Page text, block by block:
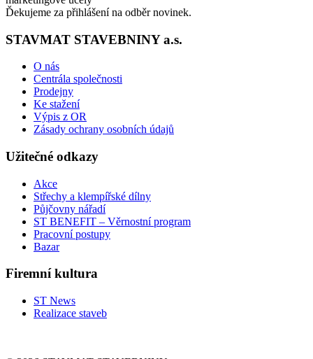
Ďekujeme za přihlášení na odběr novinek.
STAVMAT STAVEBNINY a.s.
O nás
Centrála společnosti
Prodejny
Ke stažení
Výpis z OR
Zásady ochrany osobních údajů
Užitečné odkazy
Akce
Střechy a klempířské dílny
Půjčovny nářadí
ST BENEFIT – Věrnostní program
Pracovní postupy
Bazar
Firemní kultura
ST News
Realizace staveb